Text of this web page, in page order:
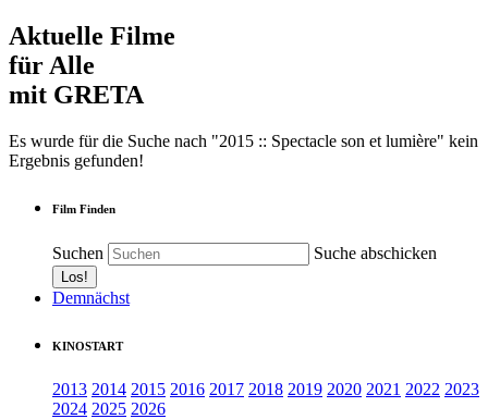
Aktuelle Filme
für Alle
mit GRETA
Es wurde für die Suche nach "2015 :: Spectacle son et lumière" kein
Ergebnis gefunden!
Film Finden
Suchen Suche abschicken
Demnächst
KINOSTART
2013 2014 2015 2016 2017 2018 2019 2020 2021 2022 2023
2024 2025 2026